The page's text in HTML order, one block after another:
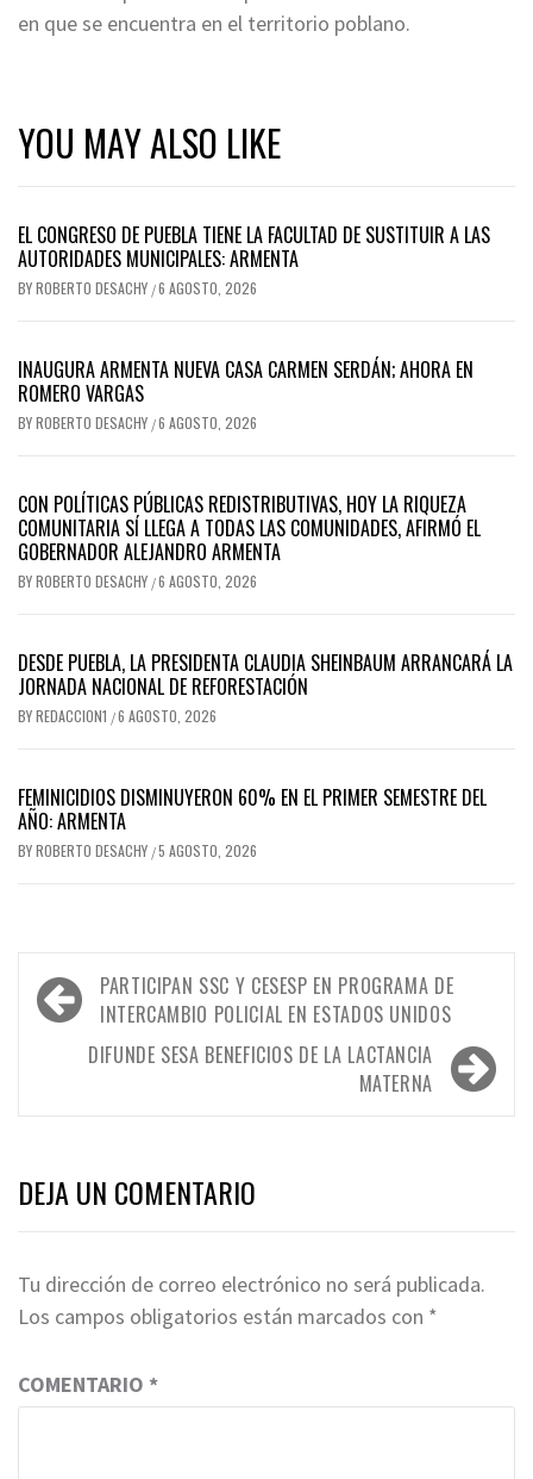
en que se encuentra en el territorio poblano.
YOU MAY ALSO LIKE
EL CONGRESO DE PUEBLA TIENE LA FACULTAD DE SUSTITUIR A LAS
AUTORIDADES MUNICIPALES: ARMENTA
BYROBERTO DESACHY /6 AGOSTO, 2026
INAUGURA ARMENTA NUEVA CASA CARMEN SERDÁN; AHORA EN
ROMERO VARGAS
BYROBERTO DESACHY /6 AGOSTO, 2026
CON POLÍTICAS PÚBLICAS REDISTRIBUTIVAS, HOY LA RIQUEZA
COMUNITARIA SÍ LLEGA A TODAS LAS COMUNIDADES, AFIRMÓ EL
GOBERNADOR ALEJANDRO ARMENTA
BYROBERTO DESACHY /6 AGOSTO, 2026
DESDE PUEBLA, LA PRESIDENTA CLAUDIA SHEINBAUM ARRANCARÁ LA
JORNADA NACIONAL DE REFORESTACIÓN
BYREDACCION1 /6 AGOSTO, 2026
FEMINICIDIOS DISMINUYERON 60% EN EL PRIMER SEMESTRE DEL
AÑO: ARMENTA
BYROBERTO DESACHY /5 AGOSTO, 2026
Navegación
de
entradas
PARTICIPAN SSC Y CESESP EN PROGRAMA DE
INTERCAMBIO POLICIAL EN ESTADOS UNIDOS
DIFUNDE SESA BENEFICIOS DE LA LACTANCIA
MATERNA
DEJA UN COMENTARIO
Tu dirección de correo electrónico no será publicada.
Los campos obligatorios están marcados con *
COMENTARIO *